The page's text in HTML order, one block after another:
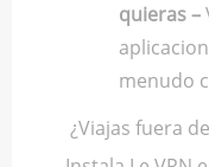
quieras –
menudo
¿Viajas fuera